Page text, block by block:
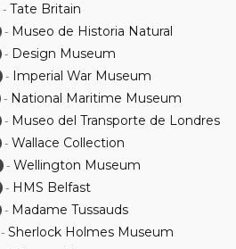
- Tate Britain
- Museo de Historia Natural
- Design Museum
- Imperial War Museum
- National Maritime Museum
- Museo del Transporte de Londres
- Wallace Collection
- Wellington Museum
- HMS Belfast
- Madame Tussauds
-Sherlock Holmes Museum